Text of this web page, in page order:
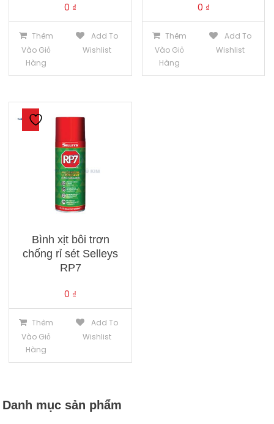
0 ₫
Thêm
Vào Giỏ
Hàng
Add To
Wishlist
0 ₫
Thêm
Vào Giỏ
Hàng
Add To
Wishlist
Bình xịt bôi trơn
chống rỉ sét Selleys
RP7
0 ₫
Thêm
Vào Giỏ
Hàng
Add To
Wishlist
Danh mục sản phẩm